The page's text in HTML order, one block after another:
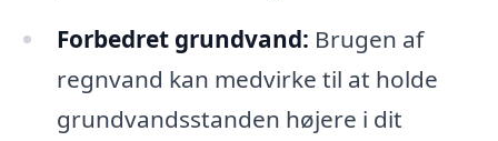
Forbedret grundvand: Brugen af
regnvand kan medvirke til at holde
grundvandsstanden højere i dit